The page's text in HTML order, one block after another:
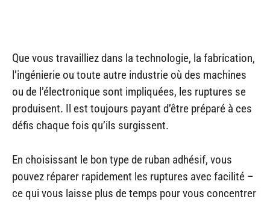
Que vous travailliez dans la technologie, la fabrication,
l’ingénierie ou toute autre industrie où des machines
ou de l’électronique sont impliquées, les ruptures se
produisent. Il est toujours payant d’être préparé à ces
défis chaque fois qu’ils surgissent.
En choisissant le bon type de ruban adhésif, vous
pouvez réparer rapidement les ruptures avec facilité –
ce qui vous laisse plus de temps pour vous concentrer